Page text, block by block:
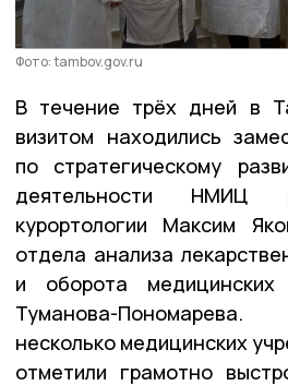
Фото: tambov.gov.ru
В течение трёх дней в
визитом находились
по стратегическому
деятельности НМИЦ
курортологии Максим
отдела анализа
и оборота медицинских
Туманова-
несколько медицинских
отметили грамотно